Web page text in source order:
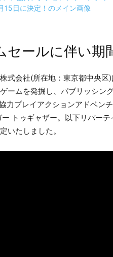
セールに伴い期
式会社(所在地：東京都中央
ームを発掘し、パブリッシン
力プレイアクションアドベ
トゥギャザー。以下リバー
いたしました。